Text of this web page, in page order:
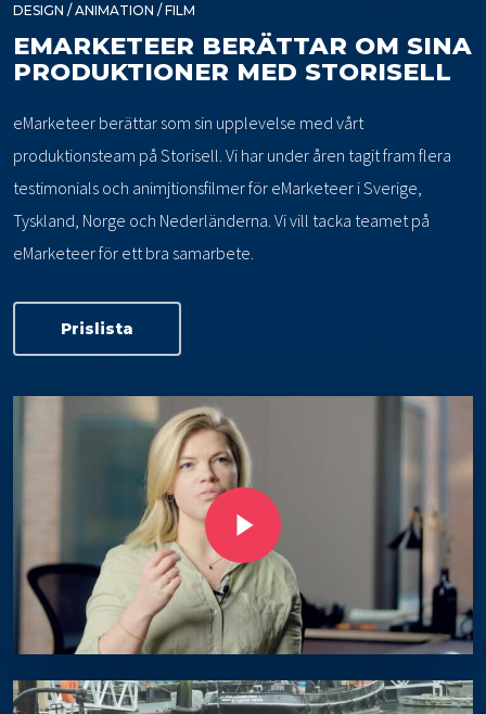
DESIGN / ANIMATION / FILM
EMARKETEER BERÄTTAR OM SINA
PRODUKTIONER MED STORISELL
eMarketeer berättar som sin upplevelse med vårt
produktionsteam på Storisell. Vi har under åren tagit fram flera
testimonials och animjtionsfilmer för eMarketeer i Sverige,
Tyskland, Norge och Nederländerna. Vi vill tacka teamet på
eMarketeer för ett bra samarbete.
Prislista
Play Video